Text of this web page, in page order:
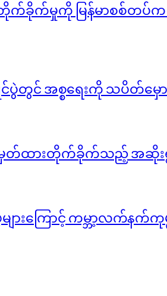
တိုက်ခိုက်မှုကို မြန်မာစစ်တပ်က
ြိုင်ပွဲတွင် အစ္စရေးကို သပိတ်
မှတ်ထားတိုက်ခိုက်သည့် အဆိုးရွ
းကြောင့် ကမ္ဘာ့လက်နက်ကုမ္